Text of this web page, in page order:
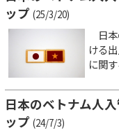
ップ (25/3/20)
日本
ける
に関
日本のベトナム人
ップ (24/7/3)